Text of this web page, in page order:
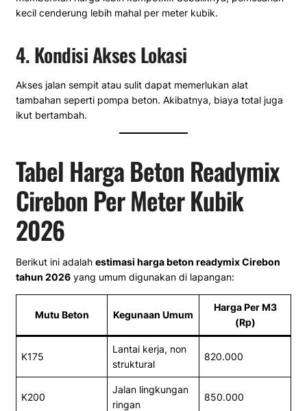
kecil cenderung lebih mahal per meter kubik.
4. Kondisi Akses Lokasi
Akses jalan sempit atau sulit dapat memerlukan alat
tambahan seperti pompa beton. Akibatnya, biaya total juga
ikut bertambah.
Tabel Harga Beton Readymix
Cirebon Per Meter Kubik
2026
Berikut ini adalah estimasi harga beton readymix Cirebon
tahun 2026 yang umum digunakan di lapangan:
Mutu Beton Kegunaan Umum
Harga Per M3
(Rp)
K175
Lantai kerja, non
struktural
820.000
K200
Jalan lingkungan
ringan
850.000